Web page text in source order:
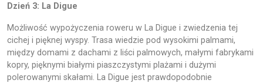
Dzień 3: La Digue
Możliwość wypożyczenia roweru w La Digue i zwiedzenia tej
cichej i pięknej wyspy. Trasa wiedzie pod wysokimi palmami,
między domami z dachami z liści palmowych, małymi fabrykami
kopry, pięknymi białymi piaszczystymi plażami i dużymi
polerowanymi skałami. La Digue jest prawdopodobnie